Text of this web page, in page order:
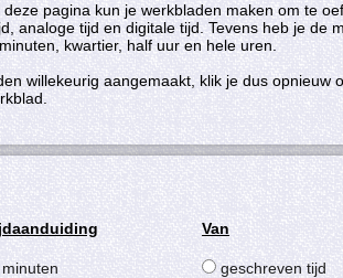
deze pagina kun je werkbladen maken om te
analoge tijd en digitale tijd. Tevens heb je de
kwartier, half uur en hele uren.
willekeurig aangemaakt, klik je dus opnieuw
Van
minuten
geschreven tijd